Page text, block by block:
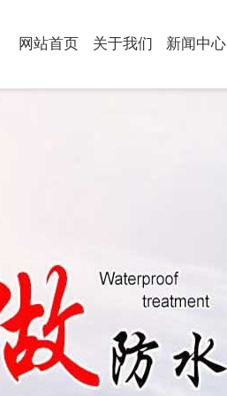
网站首页 关于我们 新闻中心